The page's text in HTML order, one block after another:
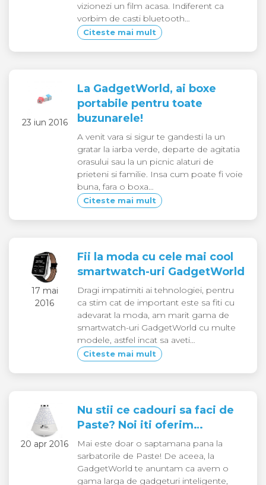
vizionezi un film acasa. Indiferent ca
vorbim de casti bluetooth…
Citeste mai mult
23 iun 2016
La GadgetWorld, ai boxe
portabile pentru toate
buzunarele!
A venit vara si sigur te gandesti la un
gratar la iarba verde, departe de agitatia
orasului sau la un picnic alaturi de
prieteni si familie. Insa cum poate fi voie
buna, fara o boxa…
Citeste mai mult
17 mai
2016
Fii la moda cu cele mai cool
smartwatch-uri GadgetWorld
Dragi impatimiti ai tehnologiei, pentru
ca stim cat de important este sa fiti cu
adevarat la moda, am marit gama de
smartwatch-uri GadgetWorld cu multe
modele, astfel incat sa aveti…
Citeste mai mult
20 apr 2016
Nu stii ce cadouri sa faci de
Paste? Noi iti oferim…
Mai este doar o saptamana pana la
sarbatorile de Paste! De aceea, la
GadgetWorld te anuntam ca avem o
gama larga de gadgeturi inteligente,